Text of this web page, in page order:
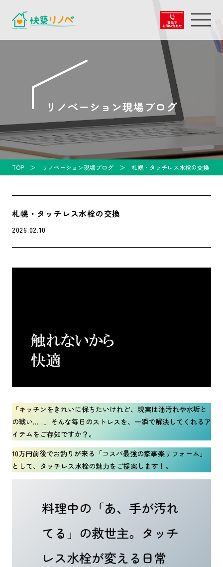
リノベーション現場ブログ
TOP リノベーション現場ブログ 札幌・タッチレス水栓の交換
札幌・タッチレス水栓の交換
2026.02.10
「キッチンをきれいに保ちたいけれど、現実は油汚れや水垢と
の戦い……」そんな毎日のストレスを、一瞬で解決してくれるア
イテムをご存知ですか？。
10万円前後でお釣りが来る「コスパ最強の家事楽リフォーム」
として、タッチレス水栓の魅力をご提案します！。
料理中の「あ、手が汚れ
てる」の救世主。タッチ
レス水栓が変える日常